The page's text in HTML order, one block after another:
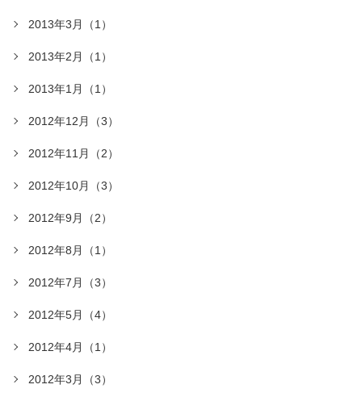
2013年3月（1）
2013年2月（1）
2013年1月（1）
2012年12月（3）
2012年11月（2）
2012年10月（3）
2012年9月（2）
2012年8月（1）
2012年7月（3）
2012年5月（4）
2012年4月（1）
2012年3月（3）